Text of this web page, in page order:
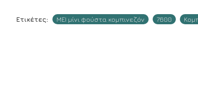
Ετικέτες: ΜΕΙ μίνι φούστα κομπινεζόν 7600